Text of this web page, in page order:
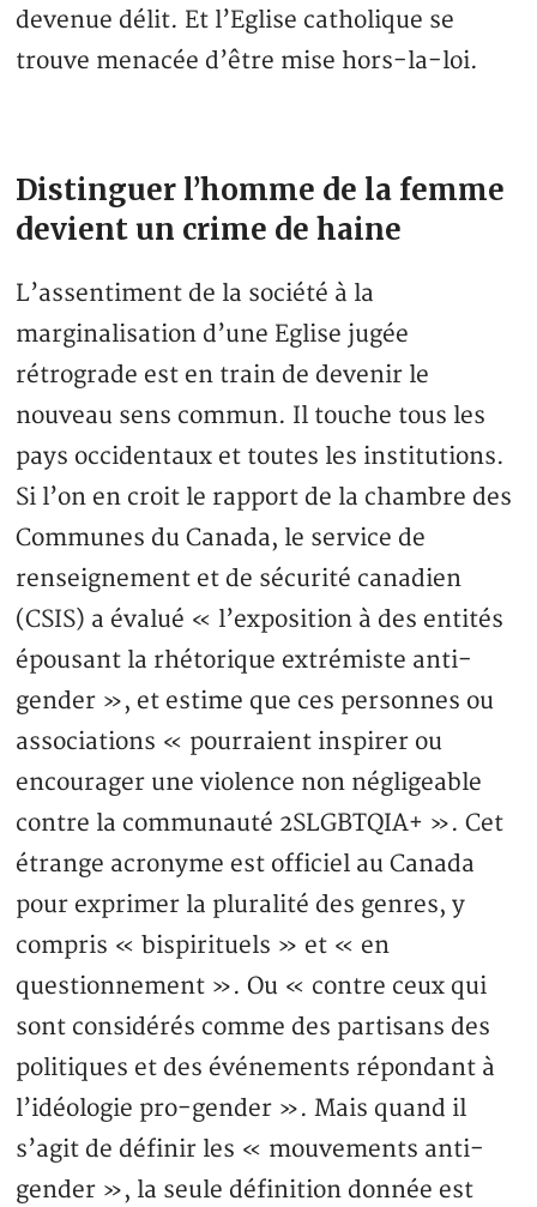
devenue délit. Et l’Eglise catholique se
trouve menacée d’être mise hors-la-loi.
Distinguer l’homme de la femme
devient un crime de haine
L’assentiment de la société à la
marginalisation d’une Eglise jugée
rétrograde est en train de devenir le
nouveau sens commun. Il touche tous les
pays occidentaux et toutes les institutions.
Si l’on en croit le rapport de la chambre des
Communes du Canada, le service de
renseignement et de sécurité canadien
(CSIS) a évalué « l’exposition à des entités
épousant la rhétorique extrémiste anti-
gender », et estime que ces personnes ou
associations « pourraient inspirer ou
encourager une violence non négligeable
contre la communauté 2SLGBTQIA+ ». Cet
étrange acronyme est officiel au Canada
pour exprimer la pluralité des genres, y
compris « bispirituels » et « en
questionnement ». Ou « contre ceux qui
sont considérés comme des partisans des
politiques et des événements répondant à
l’idéologie pro-gender ». Mais quand il
s’agit de définir les « mouvements anti-
gender », la seule définition donnée est